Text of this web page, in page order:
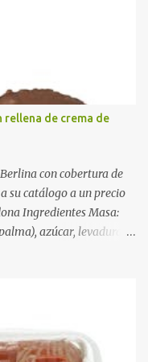
rellena de crema de
con cobertura de
su catálogo a un precio
Ingredientes Masa:
azúcar, levadura,
aceite vegetal refinado
desgrasado en polvo